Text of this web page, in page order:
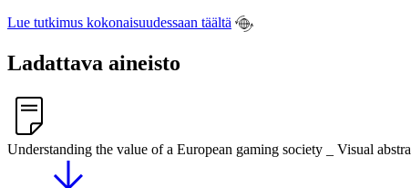
Lue tutkimus kokonaisuudessaan täältä
Ladattava aineisto
Understanding the value of a European gaming society _ Visual